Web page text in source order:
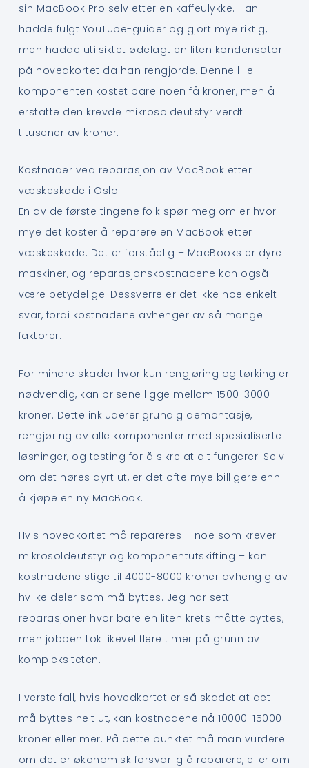
sin MacBook Pro selv etter en kaffeulykke. Han
hadde fulgt YouTube-guider og gjort mye riktig,
men hadde utilsiktet ødelagt en liten kondensator
på hovedkortet da han rengjorde. Denne lille
komponenten kostet bare noen få kroner, men å
erstatte den krevde mikrosoldeutstyr verdt
titusener av kroner.
Kostnader ved reparasjon av MacBook etter
væskeskade i Oslo
En av de første tingene folk spør meg om er hvor
mye det koster å reparere en MacBook etter
væskeskade. Det er forståelig – MacBooks er dyre
maskiner, og reparasjonskostnadene kan også
være betydelige. Dessverre er det ikke noe enkelt
svar, fordi kostnadene avhenger av så mange
faktorer.
For mindre skader hvor kun rengjøring og tørking er
nødvendig, kan prisene ligge mellom 1500-3000
kroner. Dette inkluderer grundig demontasje,
rengjøring av alle komponenter med spesialiserte
løsninger, og testing for å sikre at alt fungerer. Selv
om det høres dyrt ut, er det ofte mye billigere enn
å kjøpe en ny MacBook.
Hvis hovedkortet må repareres – noe som krever
mikrosoldeutstyr og komponentutskifting – kan
kostnadene stige til 4000-8000 kroner avhengig av
hvilke deler som må byttes. Jeg har sett
reparasjoner hvor bare en liten krets måtte byttes,
men jobben tok likevel flere timer på grunn av
kompleksiteten.
I verste fall, hvis hovedkortet er så skadet at det
må byttes helt ut, kan kostnadene nå 10000-15000
kroner eller mer. På dette punktet må man vurdere
om det er økonomisk forsvarlig å reparere, eller om